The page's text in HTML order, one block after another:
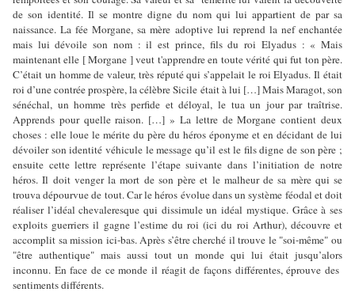
de son identité. Il se montre digne du nom qui lui appartient de par sa
naissance. La fée Morgane, sa mère adoptive lui reprend la nef enchantée
mais lui dévoile son nom : il est prince, fils du roi Elyadus : « Mais
maintenant elle [ Morgane ] veut t'apprendre en toute vérité qui fut ton père.
C’était un homme de valeur, très réputé qui s’appelait le roi Elyadus. Il était
roi d’une contrée prospère, la célèbre Sicile était à lui […] Mais Maragot, son
sénéchal, un homme très perfide et déloyal, le tua un jour par traîtrise.
Apprends pour quelle raison. […] » La lettre de Morgane contient deux
choses : elle loue le mérite du père du héros éponyme et en décidant de lui
dévoiler son identité véhicule le message qu’il est le fils digne de son père ;
ensuite cette lettre représente l’étape suivante dans l’initiation de notre
héros. Il doit venger la mort de son père et le malheur de sa mère qui se
trouva dépourvue de tout. Car le héros évolue dans un système féodal et doit
réaliser l’idéal chevaleresque qui dissimule un idéal mystique. Grâce à ses
exploits guerriers il gagne l’estime du roi (ici du roi Arthur), découvre et
accomplit sa mission ici-bas. Après s’être cherché il trouve le "soi-même" ou
"être authentique" mais aussi tout un monde qui lui était jusqu’alors
inconnu. En face de ce monde il réagit de façons différentes, éprouve des
sentiments différents.